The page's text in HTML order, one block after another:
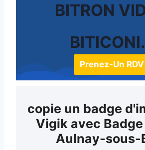
BITRON
Prenez-Un RDV
copie un badge
Vigik avec Badge
Aulnay-sous-